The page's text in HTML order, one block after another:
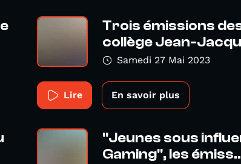
Trois émissions
collège Jean-
Samedi 27 Mai 2023
Lire En savoir plus
"Jeunes sous
Gaming", les